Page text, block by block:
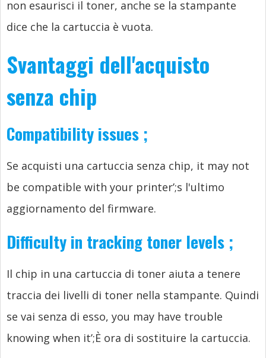
non esaurisci il toner, anche se la stampante
dice che la cartuccia è vuota.
Svantaggi dell'acquisto
senza chip
Compatibility issues ;
Se acquisti una cartuccia senza chip, it may not
be compatible with your printer’;s l'ultimo
aggiornamento del firmware.
Difficulty in tracking toner levels ;
Il chip in una cartuccia di toner aiuta a tenere
traccia dei livelli di toner nella stampante. Quindi
se vai senza di esso, you may have trouble
knowing when it’;È ora di sostituire la cartuccia.